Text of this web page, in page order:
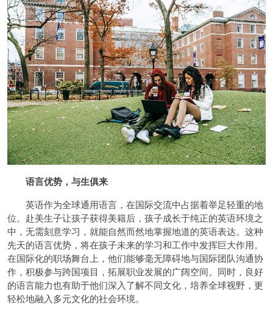
语言优势，与生俱来
英语作为全球通用语言，在国际交流中占据着举足轻重的地
位。赴美生子让孩子获得美籍后，孩子成长于纯正的英语环境之
中，无需刻意学习，就能自然而然地掌握地道的英语表达。这种
先天的语言优势，将在孩子未来的学习和工作中发挥巨大作用。
在国际化的职场舞台上，他们能够毫无障碍地与国际团队沟通协
作，积极参与跨国项目，拓展职业发展的广阔空间。同时，良好
的语言能力也有助于他们深入了解不同文化，培养全球视野，更
轻松地融入多元文化的社会环境。